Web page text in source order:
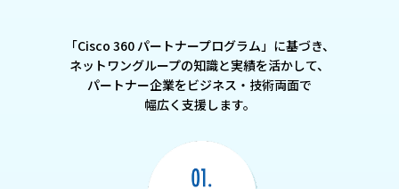
「Cisco 360 パートナープログラム」に基づき、
ネットワングループの知識と実績を活かして、
パートナー企業をビジネス・技術両面で
幅広く支援します。